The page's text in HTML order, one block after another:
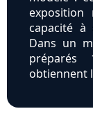
exposition
capacité à
Dans un
préparés
obtiennent